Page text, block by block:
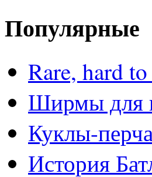
Популярные
Rare, hard
Ширмы для
Куклы-
История